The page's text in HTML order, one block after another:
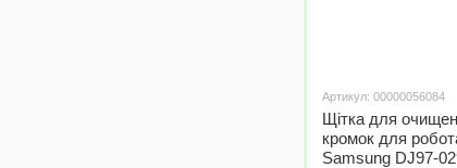
Артикул: 00000056084
Щітка для
кромок для
Samsung DJ97-